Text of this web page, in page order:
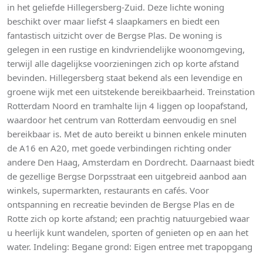
in het geliefde Hillegersberg-Zuid. Deze lichte woning
beschikt over maar liefst 4 slaapkamers en biedt een
fantastisch uitzicht over de Bergse Plas. De woning is
gelegen in een rustige en kindvriendelijke woonomgeving,
terwijl alle dagelijkse voorzieningen zich op korte afstand
bevinden. Hillegersberg staat bekend als een levendige en
groene wijk met een uitstekende bereikbaarheid. Treinstation
Rotterdam Noord en tramhalte lijn 4 liggen op loopafstand,
waardoor het centrum van Rotterdam eenvoudig en snel
bereikbaar is. Met de auto bereikt u binnen enkele minuten
de A16 en A20, met goede verbindingen richting onder
andere Den Haag, Amsterdam en Dordrecht. Daarnaast biedt
de gezellige Bergse Dorpsstraat een uitgebreid aanbod aan
winkels, supermarkten, restaurants en cafés. Voor
ontspanning en recreatie bevinden de Bergse Plas en de
Rotte zich op korte afstand; een prachtig natuurgebied waar
u heerlijk kunt wandelen, sporten of genieten op en aan het
water. Indeling: Begane grond: Eigen entree met trapopgang